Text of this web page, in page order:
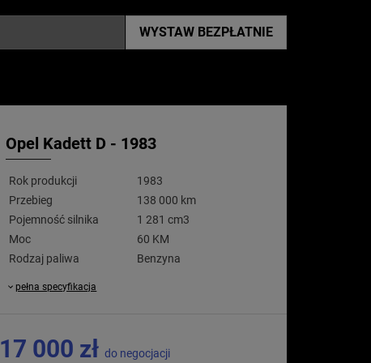
WYSTAW BEZPŁATNIE
Opel Kadett D - 1983
Rok produkcji
1983
Przebieg
138 000 km
Pojemność silnika
1 281 cm3
Moc
60 KM
Rodzaj paliwa
Benzyna
pełna specyfikacja
17 000 złdo negocjacji